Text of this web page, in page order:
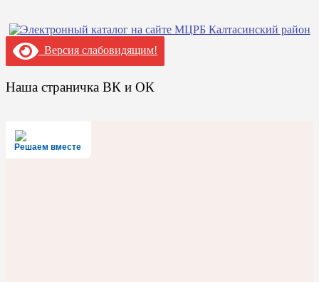
Версия слабовидящим!
Наша страничка ВК и ОК
Решаем вместе